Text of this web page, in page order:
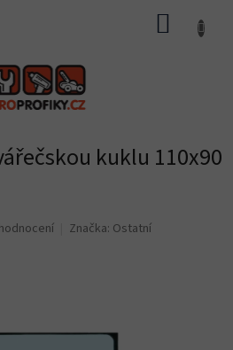
kuklu 110x90
Značka: Ostatní